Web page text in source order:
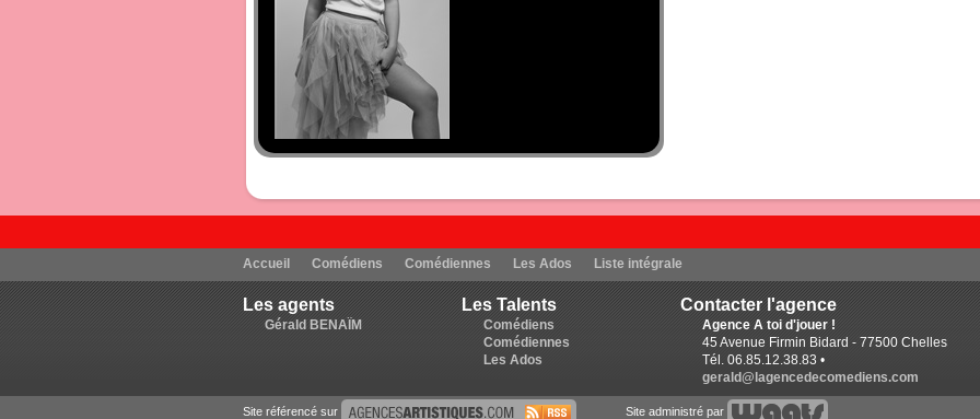
Accueil Comédiens Comédiennes Les Ados Liste intégrale
Les agents
Gérald BENAÏM
Les Talents
Comédiens
Comédiennes
Les Ados
Contacter l'agence
Agence A toi d'jouer !
45 Avenue Firmin Bidard - 77500 Chelles
Tél. 06.85.12.38.83 •
gerald@lagencedecomediens.com
Site référencé sur Site administré par